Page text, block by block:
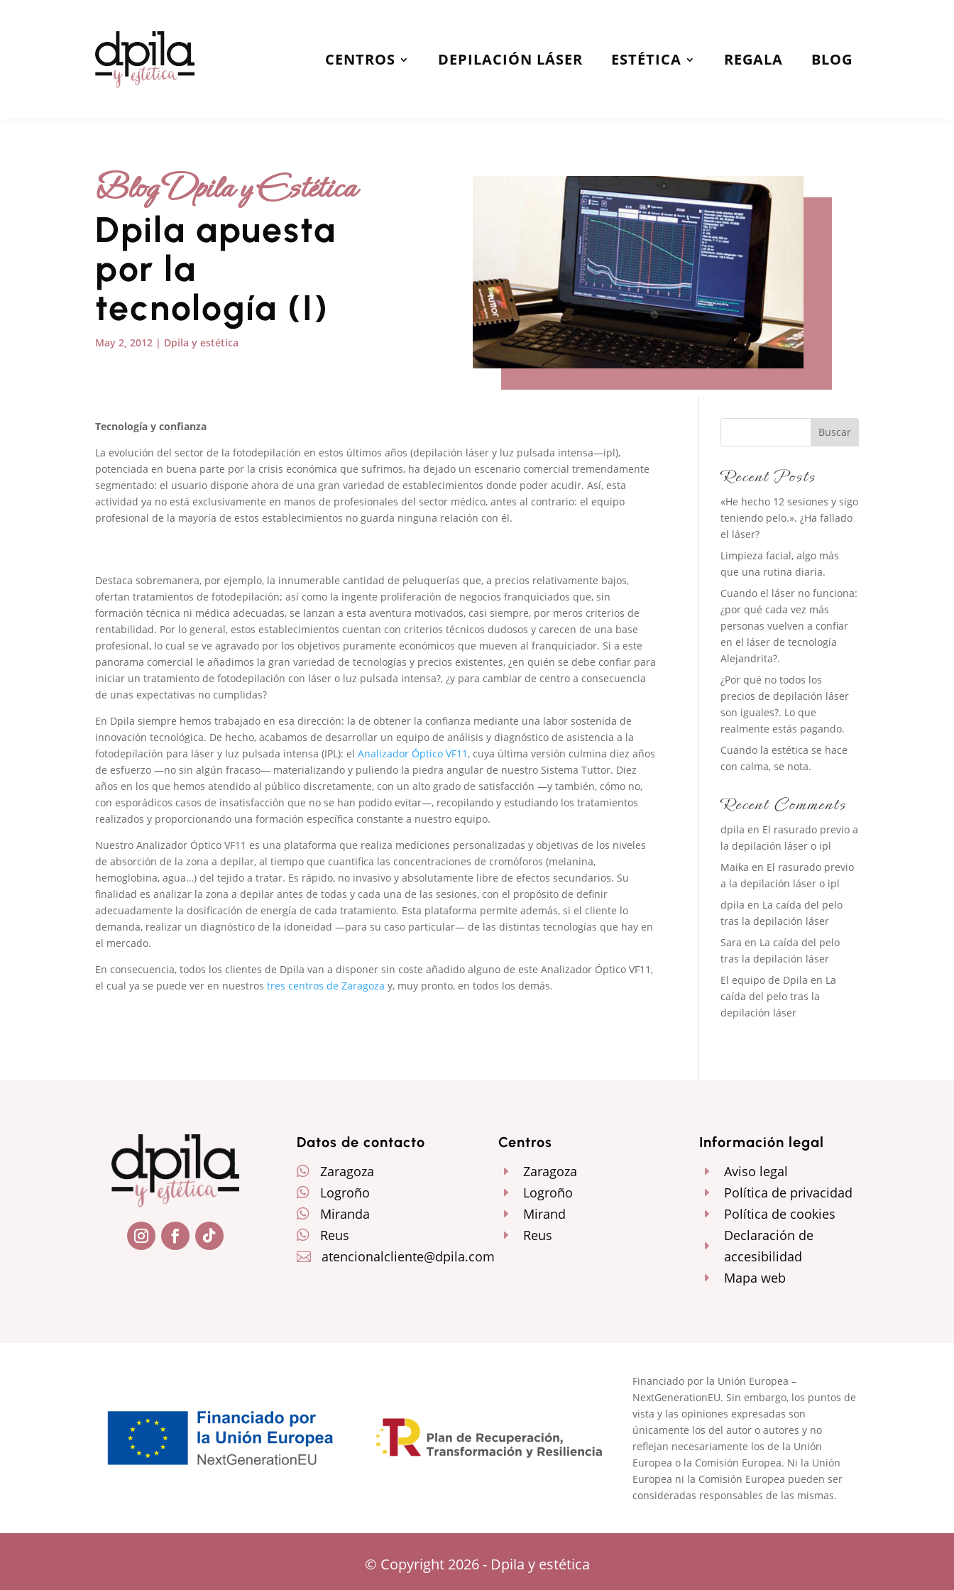
CENTROS DEPILACIÓN LÁSER ESTÉTICA REGALA BLOG
Blog Dpila y Estética
Dpila apuesta
por la
tecnología (I)
May 2, 2012 | Dpila y estética
Tecnología y confianza
La evolución del sector de la fotodepilación en estos últimos años (depilación láser y luz pulsada intensa—ipl),
potenciada en buena parte por la crisis económica que sufrimos, ha dejado un escenario comercial tremendamente
segmentado: el usuario dispone ahora de una gran variedad de establecimientos donde poder acudir. Así, esta
actividad ya no está exclusivamente en manos de profesionales del sector médico, antes al contrario: el equipo
profesional de la mayoría de estos establecimientos no guarda ninguna relación con él.
Destaca sobremanera, por ejemplo, la innumerable cantidad de peluquerías que, a precios relativamente bajos,
ofertan tratamientos de fotodepilación; así como la ingente proliferación de negocios franquiciados que, sin
formación técnica ni médica adecuadas, se lanzan a esta aventura motivados, casi siempre, por meros criterios de
rentabilidad. Por lo general, estos establecimientos cuentan con criterios técnicos dudosos y carecen de una base
profesional, lo cual se ve agravado por los objetivos puramente económicos que mueven al franquiciador. Si a este
panorama comercial le añadimos la gran variedad de tecnologías y precios existentes, ¿en quién se debe confiar para
iniciar un tratamiento de fotodepilación con láser o luz pulsada intensa?, ¿y para cambiar de centro a consecuencia
de unas expectativas no cumplidas?
En Dpila siempre hemos trabajado en esa dirección: la de obtener la confianza mediante una labor sostenida de
innovación tecnológica. De hecho, acabamos de desarrollar un equipo de análisis y diagnóstico de asistencia a la
fotodepilación para láser y luz pulsada intensa (IPL): elAnalizador Óptico VF11 , cuya última versión culmina diez años
de esfuerzo —no sin algún fracaso— materializando y puliendo la piedra angular de nuestro Sistema Tuttor. Diez
años en los que hemos atendido al público discretamente, con un alto grado de satisfacción —y también, cómo no,
con esporádicos casos de insatisfacción que no se han podido evitar—, recopilando y estudiando los tratamientos
realizados y proporcionando una formación específica constante a nuestro equipo.
Nuestro Analizador Óptico VF11 es una plataforma que realiza mediciones personalizadas y objetivas de los niveles
de absorción de la zona a depilar, al tiempo que cuantifica las concentraciones de cromóforos (melanina,
hemoglobina, agua…) del tejido a tratar. Es rápido, no invasivo y absolutamente libre de efectos secundarios. Su
finalidad es analizar la zona a depilar antes de todas y cada una de las sesiones, con el propósito de definir
adecuadamente la dosificación de energía de cada tratamiento. Esta plataforma permite además, si el cliente lo
demanda, realizar un diagnóstico de la idoneidad —para su caso particular— de las distintas tecnologías que hay en
el mercado.
En consecuencia, todos los clientes de Dpila van a disponer sin coste añadido alguno de este Analizador Óptico VF11,
el cual ya se puede ver en nuestrostres centros de Zaragoza y, muy pronto, en todos los demás.
Buscar
Recent Posts
«He hecho 12 sesiones y sigo
teniendo pelo.». ¿Ha fallado
el láser?
Limpieza facial, algo más
que una rutina diaria.
Cuando el láser no funciona:
¿por qué cada vez más
personas vuelven a confiar
en el láser de tecnología
Alejandrita?.
¿Por qué no todos los
precios de depilación láser
son iguales?. Lo que
realmente estás pagando.
Cuando la estética se hace
con calma, se nota.
Recent Comments
dpila en El rasurado previo a
la depilación láser o ipl
Maika en El rasurado previo
a la depilación láser o ipl
dpila en La caída del pelo
tras la depilación láser
Sara en La caída del pelo
tras la depilación láser
El equipo de Dpila en La
caída del pelo tras la
depilación láser
Datos de contacto
 Zaragoza
 Logroño
 Miranda
 Reus
 atencionalcliente@dpila.com
Centros
E Zaragoza
E Logroño
E Mirand
E Reus
Información legal
E Aviso legal
E Política de privacidad
E Política de cookies
E
Declaración de
accesibilidad
E Mapa web
Financiado por la Unión Europea –
NextGenerationEU. Sin embargo, los puntos de
vista y las opiniones expresadas son
únicamente los del autor o autores y no
reflejan necesariamente los de la Unión
Europea o la Comisión Europea. Ni la Unión
Europea ni la Comisión Europea pueden ser
consideradas responsables de las mismas.
© Copyright 2026 - Dpila y estética